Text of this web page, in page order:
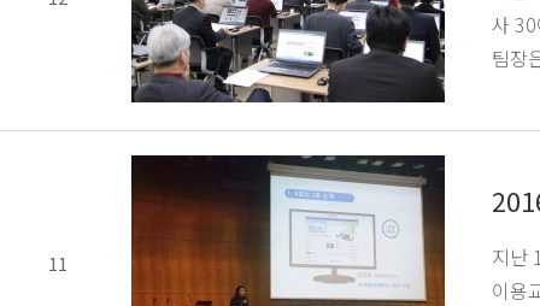
사
팀장
11
지난
이용